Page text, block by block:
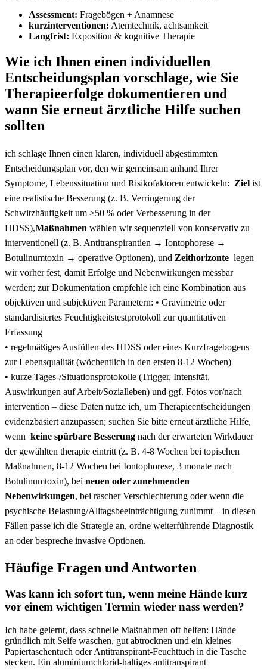
Assessment: ⁢Fragebögen + Anamnese
kurzinterventionen: ⁣Atemtechnik, achtsamkeit
Langfrist: Exposition & kognitive Therapie
Wie ich Ihnen einen individuellen
Entscheidungsplan‍ vorschlage, wie Sie
Therapieerfolge dokumentieren und
wann Sie erneut ärztliche ⁤Hilfe suchen
sollten
ich schlage Ihnen⁢ einen​ klaren, individuell‍ abgestimmten
Entscheidungsplan⁤ vor, den wir gemeinsam anhand Ihrer
Symptome, Lebenssituation ⁢und⁣ Risikofaktoren entwickeln: ‍ Ziel ist⁣
eine realistische Besserung (z. B. Verringerung der
Schwitzhäufigkeit um ≥50 % oder Verbesserung in der
⁣HDSS),Maßnahmen ‍wählen wir sequenziell ​von konservativ zu
interventionell (z. B. Antitranspirantien → Iontophorese →
‍Botulinumtoxin → operative Optionen), ⁤und Zeithorizonte ⁤ legen
wir vorher fest, damit Erfolge und Nebenwirkungen messbar
werden; zur⁤ Dokumentation empfehle ⁢ich eine Kombination aus‍
objektiven ⁤und subjektiven Parametern: • ⁤Gravimetrie oder
standardisiertes Feuchtigkeitstestprotokoll zur quantitativen
Erfassung
•​ regelmäßiges Ausfüllen des HDSS oder eines Kurzfragebogens
zur ‌Lebensqualität (wöchentlich in den⁤ ersten 8-12 Wochen)
• kurze Tages-/Situationsprotokolle‍ (Trigger, Intensität,
Auswirkungen auf ​Arbeit/Sozialleben) und ggf. Fotos⁤ vor/nach
intervention – diese Daten nutze ich, um Therapieentscheidungen
evidenzbasiert anzupassen; suchen Sie ‍bitte erneut ärztliche ⁣Hilfe,
wenn ⁢ keine spürbare Besserung nach der erwarteten Wirkdauer
der gewählten therapie eintritt (z.⁢ B. 4-8 Wochen bei topischen
Maßnahmen, 8-12 Wochen bei ⁣Iontophorese, 3 ‍monate ⁤nach
Botulinumtoxin),​ bei neuen oder ‍zunehmenden‍
Nebenwirkungen, bei rascher⁤ Verschlechterung oder wenn die
‍psychische ⁣Belastung/Alltagsbeeinträchtigung zunimmt – in diesen‌
Fällen​ passe ich die Strategie an, ordne weiterführende Diagnostik
an oder ​bespreche⁣ invasive Optionen.
Häufige Fragen und Antworten
Was kann ich sofort tun, wenn meine ⁢Hände kurz⁣
vor einem wichtigen Termin wieder nass ​werden?
Ich ‍habe gelernt, dass schnelle Maßnahmen oft helfen: ‍Hände
gründlich mit Seife​ waschen, gut abtrocknen und ​ein ⁤kleines
Papiertaschentuch oder Antitranspirant-Feuchttuch in die Tasche
stecken. Ein aluminiumchlorid-haltiges antitranspirant‌